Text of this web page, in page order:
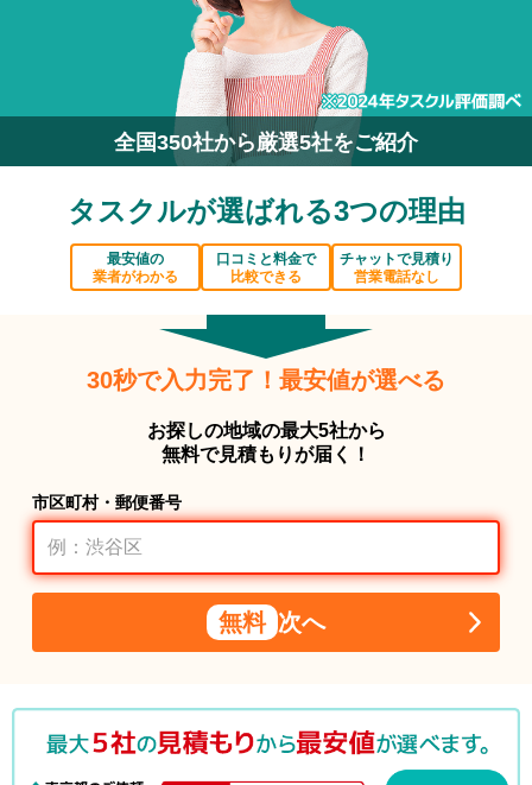
全国350社から厳選5社をご紹介
タスクルが選ばれる3つの理由
最安値の
業者がわかる
口コミと料金で
比較できる
チャットで見積り
営業電話なし
30秒で入力完了！最安値が選べる
お探しの地域の最大5社から
無料で見積もりが届く！
市区町村・郵便番号
無料 次へ